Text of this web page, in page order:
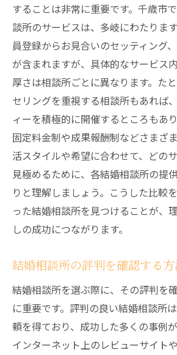
さらなる出会いを求める姿
成功体験を基にしたアドバ
千歳市の結婚相談所で理想的
る方法
目標を明確にして行動する
出会いの質を上げるための
相談所のネットワークを駆
情報収集と事前準備の重要
理想のパートナー像を具体
前向きな姿勢で出会いに臨
することは非常に重要です。千歳市
談所のサービスは、多岐にわたりま
員登録からお見合いのセッティング
が含まれますが、具体的なサービス
厚さは相談所ごとに異なります。た
セリングを重視する相談所もあれば
ィーを積極的に開催するところもあ
固定料金制や成果報酬制などさまざ
活スタイルや希望に合わせて、どの
見極めるために、各結婚相談所の提
りと理解しましょう。こうした比較
った結婚相談所を見つけることが、
しの成功につながります。
結婚相談所の評判を確認する
結婚相談所を選ぶ際に、その評判を
に重要です。評判の良い結婚相談所
頼を得ており、成功した多くの事例が
インターネット上のレビューサイト